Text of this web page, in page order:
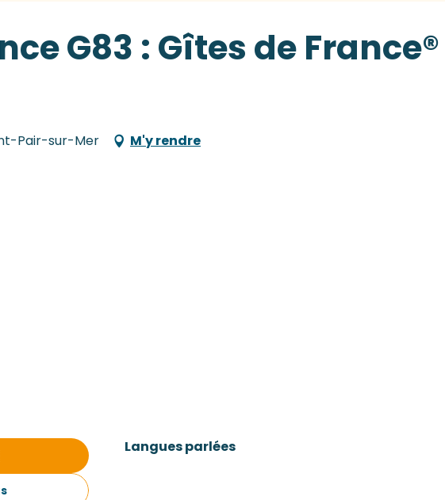
G83 : Gîtes de France®
Pair-sur-Mer M'y rendre
Langues parlées
Langues parlées